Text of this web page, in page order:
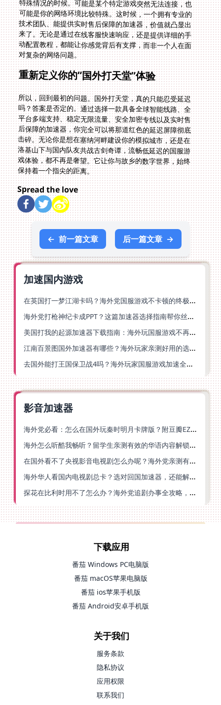
对复杂的网络问题。
重新定义你的“国外打天堂”体验
所以，回到最初的问题。国外打天堂，真的只能忍受延迟
吗？答案是否定的。通过选择一款具备全球智能线路、全
平台多端支持、稳定无限流量、安全加密专线以及实时售
后保障的加速器，你完全可以将那道红色的延迟屏障彻底
击碎。无论你是想在塞纳河畔建设你的模拟城市，还是在
洛基山下与国内队友共战古剑奇谭，流畅低延迟的国服游
戏体验，都不再是奢望。它让你与故乡的数字世界，始终
保持着一个指尖的距离。
Spread the love
← 前一篇文章 后一篇文章 →
加速国内游戏
在英国打一梦江湖卡吗？海外党国服游戏不卡顿的终极解法
海外党打枪神纪卡成PPT？这篇加速器选择指南帮你丝滑上分
美国打我的起源加速器下载指南：海外玩国服游戏不再卡的终极方案
江南百景图国外加速器有哪些？海外玩家亲测好用的选择与避坑指南
去国外能打王国保卫战4吗？海外玩家国服游戏加速全攻略（附公主连结幻想江湖实测）
影音加速器
海外党必看：怎么在国外玩秦时明月卡牌版？附豆瓣EZCast地区限制破解法
海外怎么听酷我畅听？留学生亲测有效的华语内容解锁指南
在国外看不了央视影音电视剧怎么办呢？海外党亲测有效的回国加速方案
海外华人看国内电视剧总卡？选对回国加速器，还能解决菲律宾打不开反诈中心的问题
探花在比利时用不了怎么办？海外党追剧办事全攻略，选对加速器就够了
下载应用
番茄 Windows PC电脑版
番茄 macOS苹果电脑版
番茄 ios苹果手机版
番茄 Android安卓手机版
关于我们
服务条款
隐私协议
应用权限
联系我们